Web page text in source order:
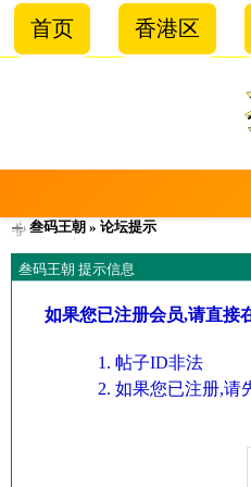
首页 香港区
叁码王朝 » 论坛提示
叁码王朝 提示信息
如果您已注册会员,请直接
帖子ID非法
如果您已注册,请